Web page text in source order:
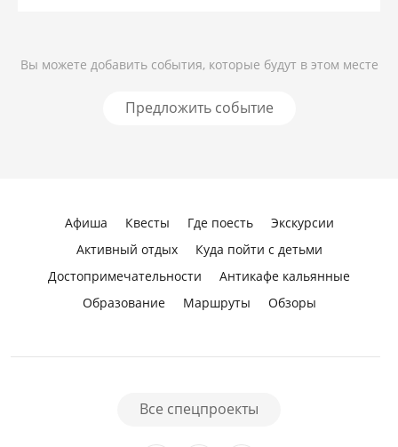
Вы можете добавить события, которые будут в этом месте
Предложить событие
Афиша Квесты Где поесть
Экскурсии
Активный отдых
Куда пойти с детьми
Достопримечательности
Антикафе кальянные
Образование
Маршруты Обзоры
Все спецпроекты